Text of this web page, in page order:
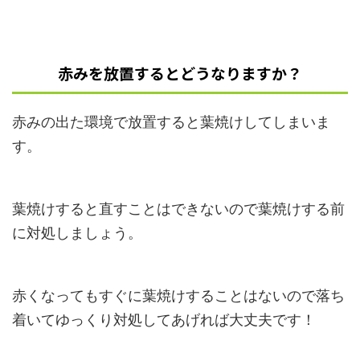
赤みを放置するとどうなりますか？
赤みの出た環境で放置すると葉焼けしてしまいま
す。
葉焼けすると直すことはできないので葉焼けする前
に対処しましょう。
赤くなってもすぐに葉焼けすることはないので落ち
着いてゆっくり対処してあげれば大丈夫です！